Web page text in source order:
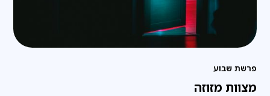
פרשת שבוע
מצוות מזוזה